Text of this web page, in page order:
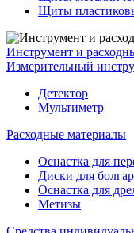
Щиты
Инструмент и
Измерительный
Детектор
Мультиметр
Расходные материалы
Оснастка для
Диски для
Оснастка для
Метизы